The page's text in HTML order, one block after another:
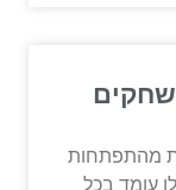
מהתפתחות
עומד בכל